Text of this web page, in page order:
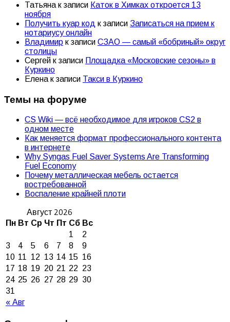
Татьяна к записи Каток в Химках откроется 13
ноября
Получить куар код к записи Записаться на прием к
нотариусу онлайн
Владимир к записи СЗАО — самый «бобриный» округ
столицы
Сергей к записи Площадка «Московские сезоны» в
Куркино
Елена к записи Такси в Куркино
Темы на форуме
CS Wiki — всё необходимое для игроков CS2 в
одном месте
Как меняется формат профессионального контента
в интернете
Why Syngas Fuel Saver Systems Are Transforming
Fuel Economy
Почему металлическая мебель остается
востребованной
Воспаление крайней плоти
Август 2026
Пн Вт Ср Чт Пт Сб Вс
« Авг
1
2
3
4 5 6 7 8
9
10 11 12 13 14 15 16
17 18 19 20 21 22 23
24 25 26 27 28 29 30
31